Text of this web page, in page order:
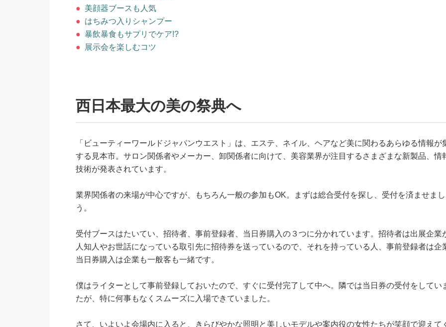
● 美顔器ブースも人気
● はちみつ入りシャンプー
● 暴飲暴食もサプリでケア!?
●
展示会を楽しむコツ
西日本最大の美の祭典へ
「ビューティーワールドジャパンウエスト」は、エステ、ネイル、ヘアなど美に関わるあらゆる情報が
する見本市。サロン関係者やメーカー、卸関係者に向けて、美容業界が注目するさまざまな新製品、情
技術が発表されています。
業界関係者の来場が中心ですが、もちろん一般の参加もOK。まずは総合受付を探し、受付を済ませま
う。
受付ブースはたいてい、招待者、事前登録者、当日券購入の３つに分かれています。招待者は出展企業
人知人やお世話になっている取引先に招待券を送っているので、それを持っている人、事前登録者は企
当日券購入は企業も一般客も一緒です。
僕はライターとして事前登録しておいたので、すぐに受付完了して中へ。隣では当日券の受付をしてい
たが、特に何事もなくスムーズに入場できていました。
さて、いよいよ会場内に入ると、きらびやかな照明と美しいモデルや案内役の女性たちが笑顔で迎えて